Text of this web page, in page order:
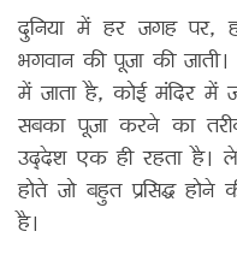
दुनिया में हर जगह पर,
भगवान की पूजा की
में जाता है, कोई मंदिर में
सबका पूजा करने का
उद्देश एक ही रहता
होते जो बहुत प्रसिद्ध
है।